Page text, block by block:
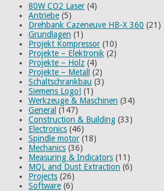
80W CO2 Laser (4)
Antriebe (5)
Drehbank Cazeneuve HB-X 360 (21)
Grundlagen (1)
Projekt Kompressor (10)
Projekte – Elektronik (2)
Projekte – Holz (4)
Projekte – Metall
(2)
Schaltschrankbau (3)
Siemens Logo! (1)
Werkzeuge & Maschinen (34)
General (147)
Construction & Building (33)
Electronics (46)
Spindle motor (18)
Mechanics (36)
Measuring & Indicators (11)
MQL and Dust Extraction (6)
Projects (26)
Software (6)